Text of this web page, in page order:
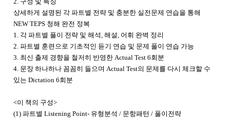
상세하게 설명된 각 파트별 전략 및 충분한 실전문제 연습을 통해
NEW TEPS 청해 완전 정복
1. 각 파트별 풀이 전략 및 해석, 해설, 어휘 완벽 정리
2. 파트별 훈련으로 기초적인 듣기 연습 및 문제 풀이 연습 가능
3. 최신 출제 경향을 철저히 반영한 Actual Test 6회분
4. 문장 하나하나 꼼꼼히 들으며 Actual Test의 문제를 다시 체크할 수
있는 Dictation 6회분
<이 책의 구성>
(1) 파트별 Listening Point- 유형분석 / 문항패턴 / 풀이전략